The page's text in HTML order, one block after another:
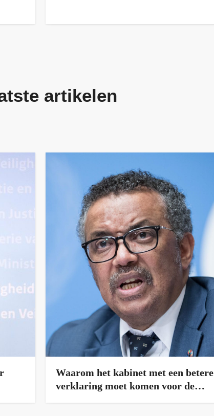
artikelen
Waarom het kabinet met een betere
verklaring moet komen voor de